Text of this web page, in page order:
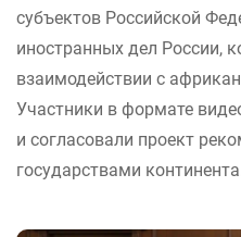
субъектов Российской
иностранных дел России,
взаимодействии с
Участники в формате
и согласовали проект
государствами